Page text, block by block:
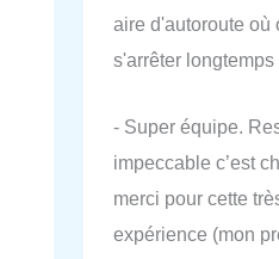
aire d'autoroute où
s'arrêter longtemps
- Super équipe.
impeccable c’est
merci pour cette
expérience (mon